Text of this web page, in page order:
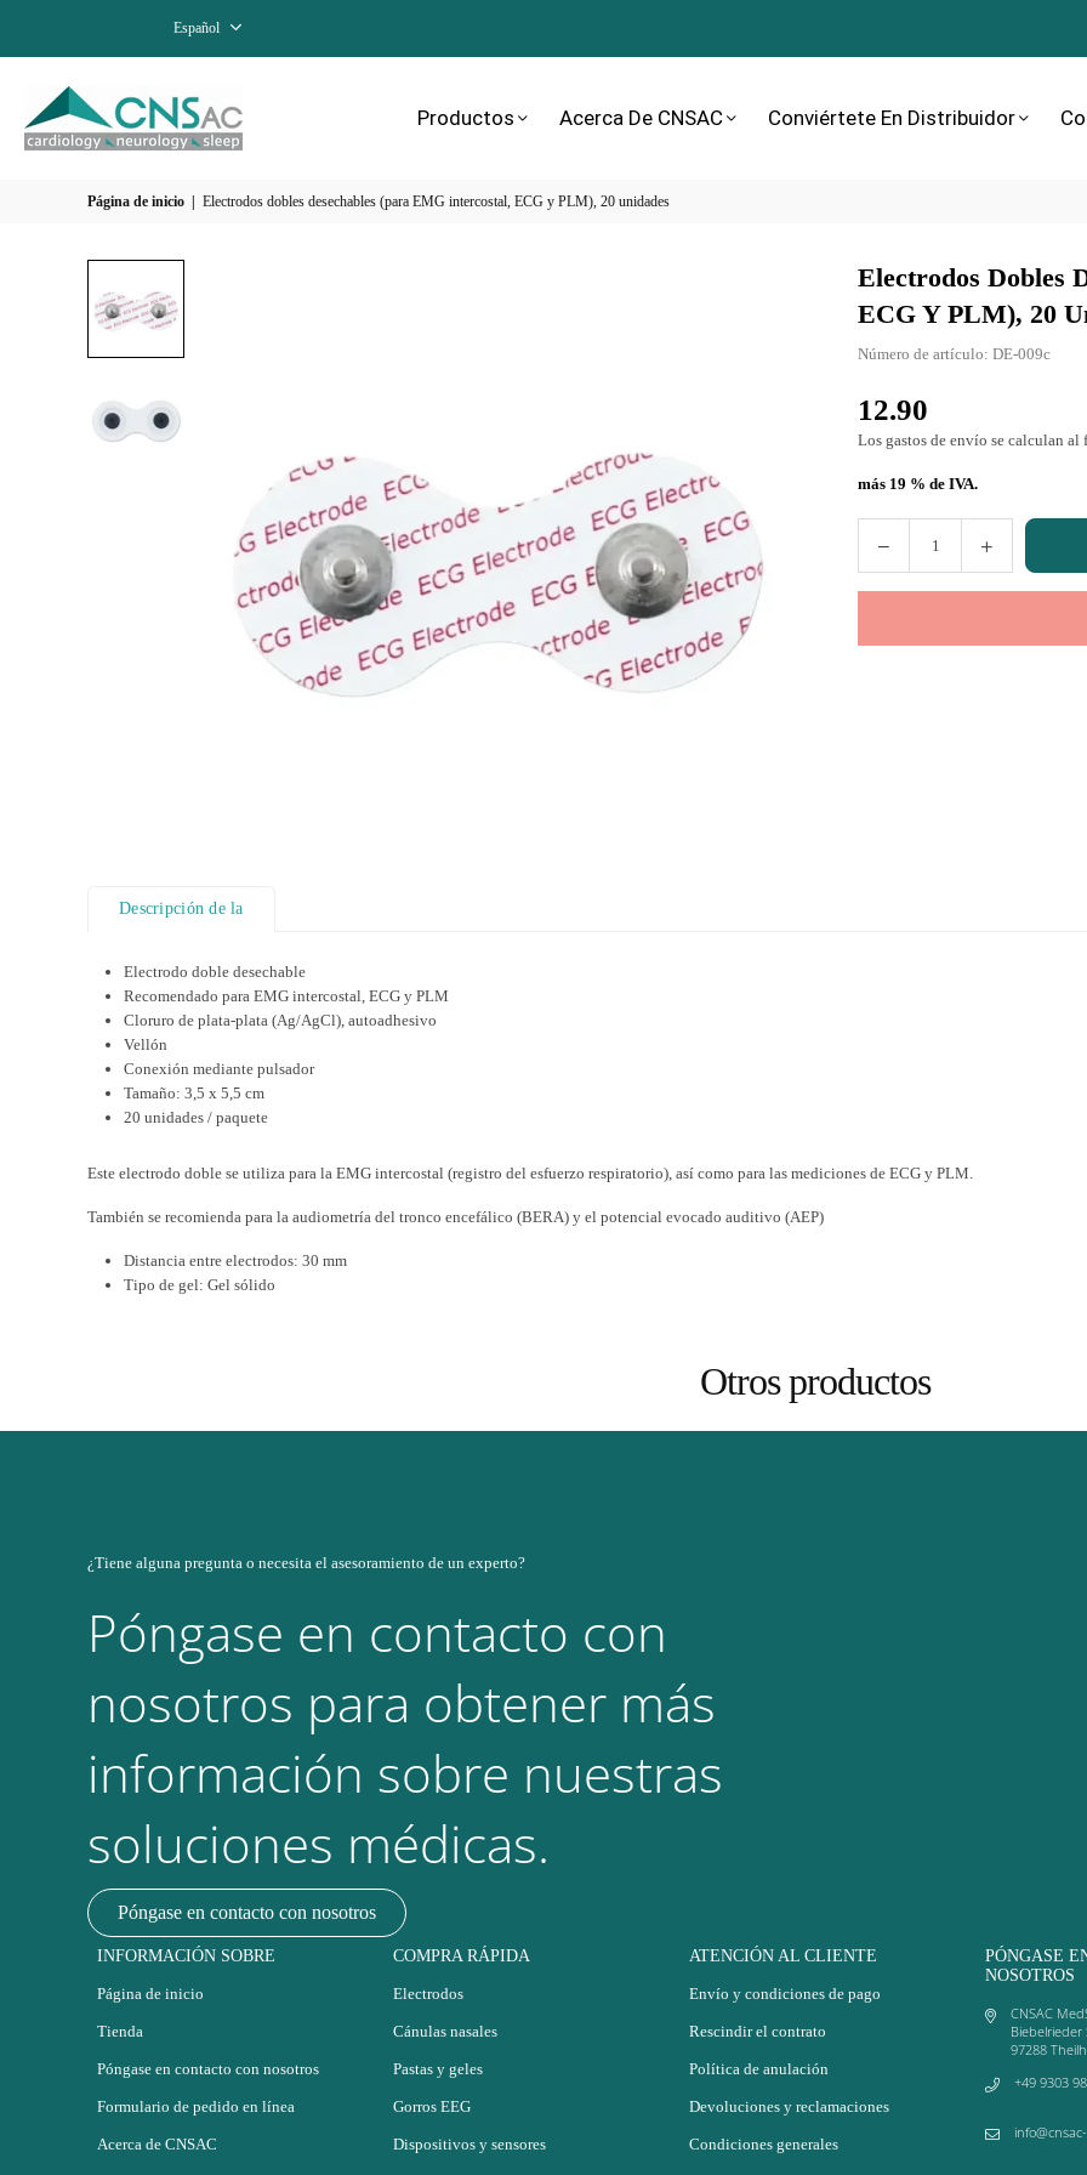
Español
Productos Acerca De CNSAC Conviértete En Distribuidor
Página de inicio Electrodos dobles desechables (para EMG intercostal, ECG y PLM), 20 unidades
Electrodos Dobles
ECG Y PLM), 20
Número de artículo: DE-009c
Precio
normal
12.90
Los gastos de envío se calculan al
más 19 % de IVA.
Cantidad
Descripción de la
Electrodo doble desechable
Recomendado para EMG intercostal, ECG y PLM
Cloruro de plata-plata (Ag/AgCl), autoadhesivo
Vellón
Conexión mediante pulsador
Tamaño: 3,5 x 5,5 cm
20 unidades / paquete
Este electrodo doble se utiliza para la EMG intercostal (registro del esfuerzo respiratorio), así como para las mediciones de ECG y PLM.
También se recomienda para la audiometría del tronco encefálico (BERA) y el potencial evocado auditivo (AEP)
Distancia entre electrodos: 30 mm
Tipo de gel: Gel sólido
Otros productos
¿Tiene alguna pregunta o necesita el asesoramiento de un experto?
Póngase en contacto con
nosotros para obtener más
información sobre nuestras
soluciones médicas.
Póngase en contacto con nosotros
INFORMACIÓN SOBRE
Página de inicio
Tienda
Póngase en contacto con nosotros
Formulario de pedido en línea
Acerca de CNSAC
COMPRA RÁPIDA
Electrodos
Cánulas nasales
Pastas y geles
Gorros EEG
Dispositivos y sensores
ATENCIÓN AL CLIENTE
Envío y condiciones de pago
Rescindir el contrato
Política de anulación
Devoluciones y reclamaciones
Condiciones generales
PÓNGASE
NOSOTROS
CNSAC
Biebelrieder
97288
+49 9303